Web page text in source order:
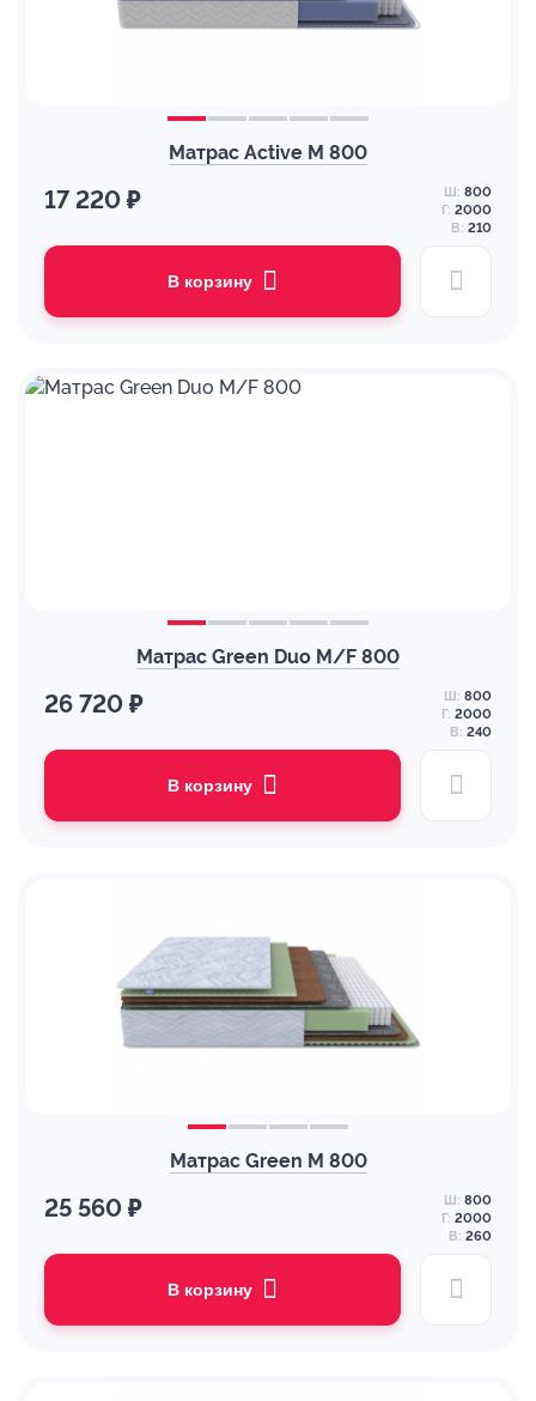
Матрас Active M 800
17 220 ₽ Ш: 800
Г: 2000
В: 210
В корзину
Матрас Green Duo M/F 800
26 720 ₽ Ш: 800
Г: 2000
В: 240
В корзину
Матрас Green M 800
25 560 ₽ Ш: 800
Г: 2000
В: 260
В корзину